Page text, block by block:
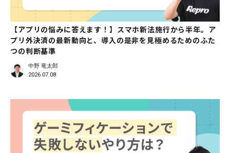
【アプリの悩みに答えます！】スマホ新法施行から半年。ア
プリ外決済の最新動向と、導入の是非を見極めるためのふた
つの判断基準
中野 竜太郎
2026.07.08